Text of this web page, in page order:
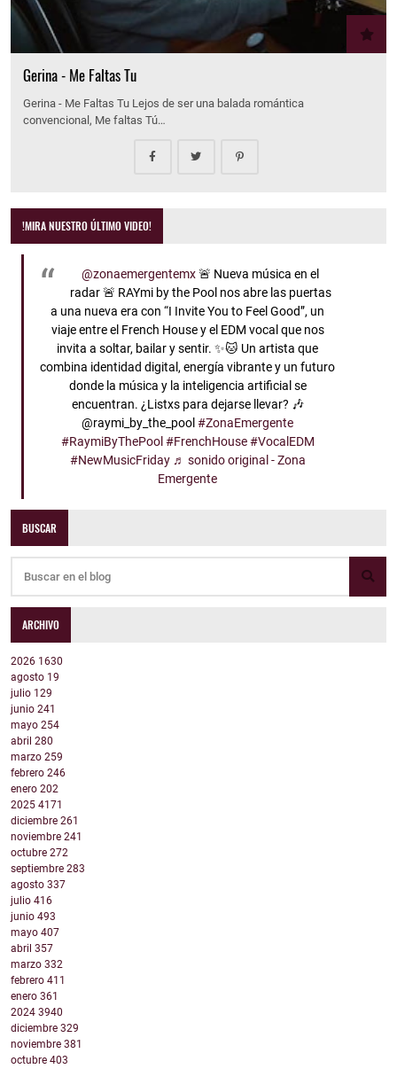
Gerina - Me Faltas Tu
Gerina - Me Faltas Tu Lejos de ser una balada romántica
convencional, Me faltas Tú…
!MIRA NUESTRO ÚLTIMO VIDEO!
@zonaemergentemx🚨 Nueva música en el
radar 🚨 RAYmi by the Pool nos abre las puertas
a una nueva era con “I Invite You to Feel Good”, un
viaje entre el French House y el EDM vocal que nos
invita a soltar, bailar y sentir. ✨🐱 Un artista que
combina identidad digital, energía vibrante y un futuro
donde la música y la inteligencia artificial se
encuentran. ¿Listxs para dejarse llevar? 🎶
@raymi_by_the_pool#ZonaEmergente
#RaymiByThePool #FrenchHouse #VocalEDM
#NewMusicFriday ♬ sonido original - Zona
Emergente
BUSCAR
ARCHIVO
2026 1630
agosto 19
julio 129
junio 241
mayo 254
abril 280
marzo 259
febrero 246
enero 202
2025 4171
diciembre 261
noviembre 241
octubre 272
septiembre 283
agosto 337
julio 416
junio 493
mayo 407
abril 357
marzo 332
febrero 411
enero 361
2024 3940
diciembre 329
noviembre 381
octubre 403